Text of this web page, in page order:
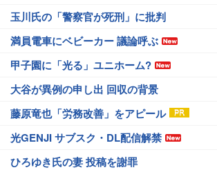
玉川氏の「警察官が死刑」に批判
満員電車にベビーカー 議論呼ぶ
甲子園に「光る」ユニホーム?
大谷が異例の申し出 回収の背景
藤原竜也「労務改善」をアピール
光GENJI サブスク・DL配信解禁
ひろゆき氏の妻 投稿を謝罪